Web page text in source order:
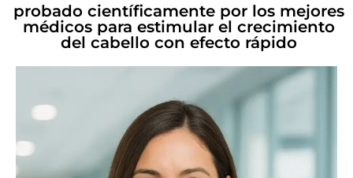
probado científicamente por los mejores
médicos para estimular el crecimiento
del cabello con efecto rápido